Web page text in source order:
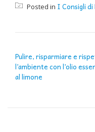
Posted in I Consigli di
Pulire, risparmiare e
l’ambiente con l’olio
al limone